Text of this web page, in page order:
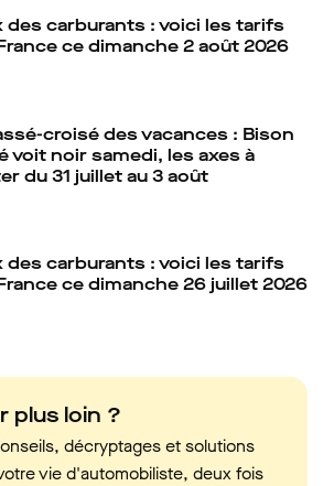
des carburants : voici les tarifs
ce dimanche 2 août 2026
croisé des vacances : Bison
voit noir samedi, les axes à
du 31 juillet au 3 août
des carburants : voici les tarifs
ce dimanche 26 juillet 2026
plus loin ?
décryptages et solutions
vie d'automobiliste, deux fois